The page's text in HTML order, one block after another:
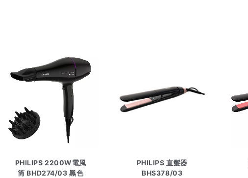
PHILIPS 2200W電風
筒 BHD274/03 黑色
PHILIPS 直髮器
BHS378/03